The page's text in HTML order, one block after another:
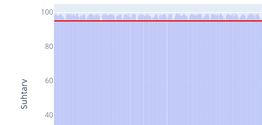
40
60
80
100
Suhtarv